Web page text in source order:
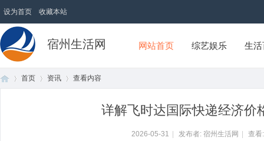
设为首页 收藏本站
宿州生活网 网站首页 综艺娱乐 生
首页 资讯 查看内容
详解飞时达国际快递经济价
2026-05-31 发布者: 宿州生活网 查